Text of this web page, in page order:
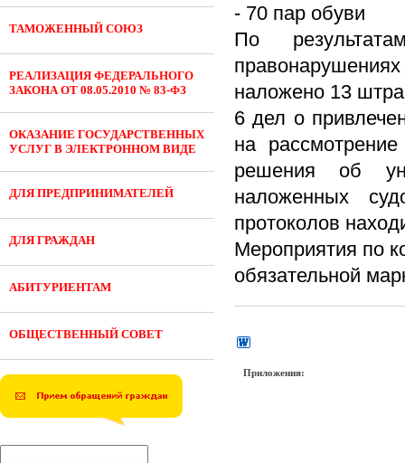
ТАМОЖЕННЫЙ СОЮЗ
РЕАЛИЗАЦИЯ ФЕДЕРАЛЬНОГО
ЗАКОНА ОТ 08.05.2010 № 83-ФЗ
ОКАЗАНИЕ ГОСУДАРСТВЕННЫХ
УСЛУГ В ЭЛЕКТРОННОМ ВИДЕ
ДЛЯ ПРЕДПРИНИМАТЕЛЕЙ
ДЛЯ ГРАЖДАН
АБИТУРИЕНТАМ
ОБЩЕСТВЕННЫЙ СОВЕТ
- 70 пар обуви
По
наложено 13
6 дел о
на
решения об
наложенных
протоколов
Мероприятия по
обязательной
Приложения: